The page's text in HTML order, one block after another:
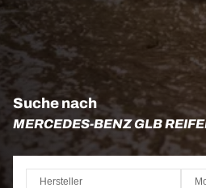
Suche nach
MERCEDES-BENZ GLB
Hersteller